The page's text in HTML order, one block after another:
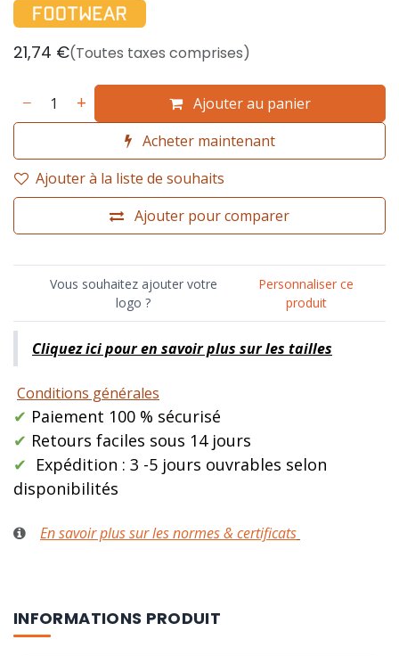
21,74 €(Toutes taxes comprises)
Ajouter au panier
Acheter maintenant
Ajouter pour comparer
Ajouter à la liste de souhaits
Vous souhaitez ajouter votre
logo ?
Personnaliser ce
produit
Cliquez ici pour en savoir plus sur les tailles
Conditions générales
✔ Paiement 100 % sécurisé
✔ Retours faciles sous 14 jours
✔ Expédition : 3 -5 jours ouvrables selon
disponibilités
En savoir plus sur les normes & certificats
INFORMATIONS PRODUIT